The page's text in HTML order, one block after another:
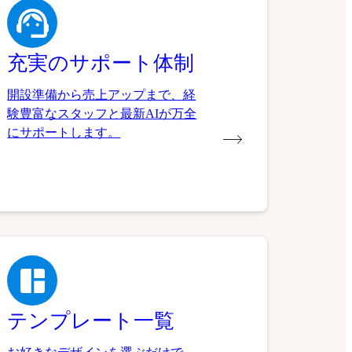
充実のサポート体制
開設準備から売上アップまで、経
験豊富なスタッフと最新AIが万全
にサポートします。
テンプレート一覧